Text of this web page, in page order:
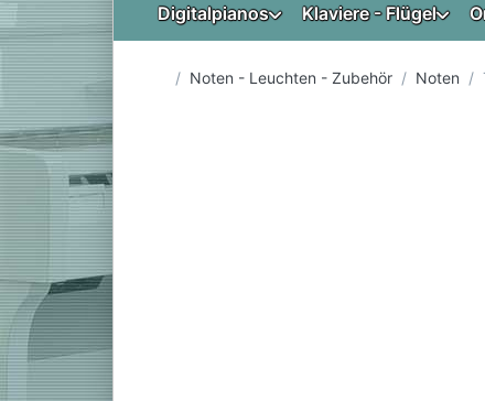
Digitalpianos Klaviere - Flügel
Startseite
Noten - Leuchten - Zubehör Noten